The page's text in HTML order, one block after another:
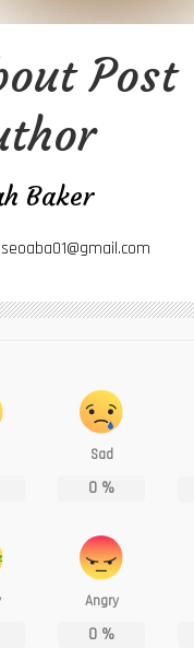
Post
Baker
seoaba01@gmail.com
Sad
0 %
Angry
0 %